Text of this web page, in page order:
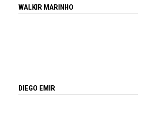
WALKIR MARINHO
DIEGO EMIR